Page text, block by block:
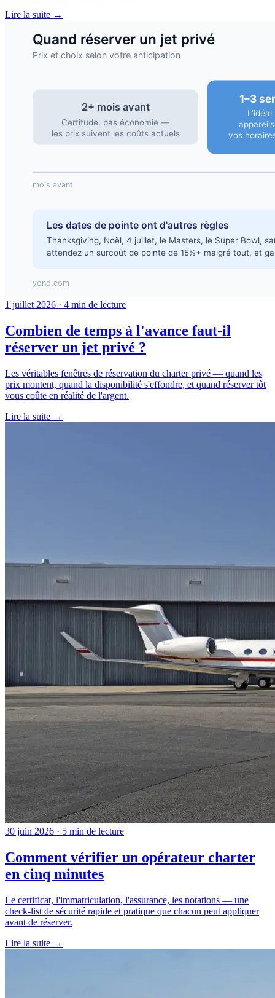
Lire la suite →
1 juillet 2026 · 4 min de lecture
Combien de temps à l'avance faut-il
réserver un jet privé ?
Les véritables fenêtres de réservation du charter privé — quand les
prix montent, quand la disponibilité s'effondre, et quand réserver tôt
vous coûte en réalité de l'argent.
Lire la suite →
30 juin 2026 · 5 min de lecture
Comment vérifier un opérateur charter
en cinq minutes
Le certificat, l'immatriculation, l'assurance, les notations — une
check-list de sécurité rapide et pratique que chacun peut appliquer
avant de réserver.
Lire la suite →